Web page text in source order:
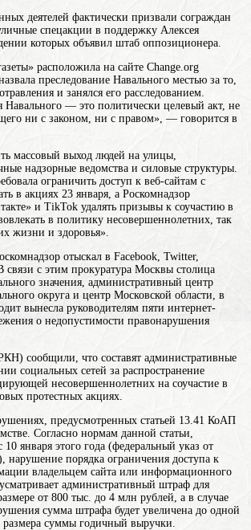
деятелей фактически призвали сограждан
спецакции в поддержку Алексея
которых объявил штаб оппозиционера.
расположила на сайте Сhange.org
преследование Навального местью за то,
и занялся его расследованием.
Навального — это политически целевый акт, не
ни с законом, ни с правом», — говорится в
массовый выход людей на улицы,
надзорные ведомства и силовые структуры.
ограничить доступ к веб-сайтам с
в акциях 23 января, а Роскомнадзор
и TikTok удалять призывы к соучастию в
в политику несовершеннолетних, так
жизни и здоровья».
отыскал в Facebook, Twitter,
связи с этим прокуратура Москвы столица
значения, административный центр
округа и центр Московской области, в
вынесла руководителям пяти интернет-
о недопустимости правонарушения
сообщили, что составят административные
социальных сетей за распространение
несовершеннолетних на соучастие в
протестных акциях.
предусмотренных статьей 13.41 КоАП
Согласно нормам данной статьи,
января этого года (федеральный указ от
нарушение порядка ограничения доступа к
владельцем сайта или информационного
административный штраф для
от 800 тыс. до 4 млн рублей, а в случае
сумма штрафа будет увеличена до одной
размера суммы годичный выручки.